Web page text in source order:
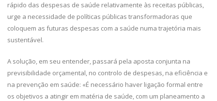
rápido das despesas de saúde relativamente às receitas públicas,
urge a necessidade de políticas públicas transformadoras que
coloquem as futuras despesas com a saúde numa trajetória mais
sustentável.
A solução, em seu entender, passará pela aposta conjunta na
previsibilidade orçamental, no controlo de despesas, na eficiência e
na prevenção em saúde: «É necessário haver ligação formal entre
os objetivos a atingir em matéria de saúde, com um planeamento a